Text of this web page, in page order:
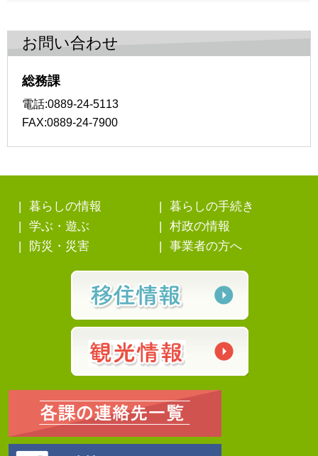
お問い合わせ
総務課
電話:0889-24-5113
FAX:0889-24-7900
暮らしの情報
暮らしの手続き
学ぶ・遊ぶ
村政の情報
防災・災害
事業者の方へ